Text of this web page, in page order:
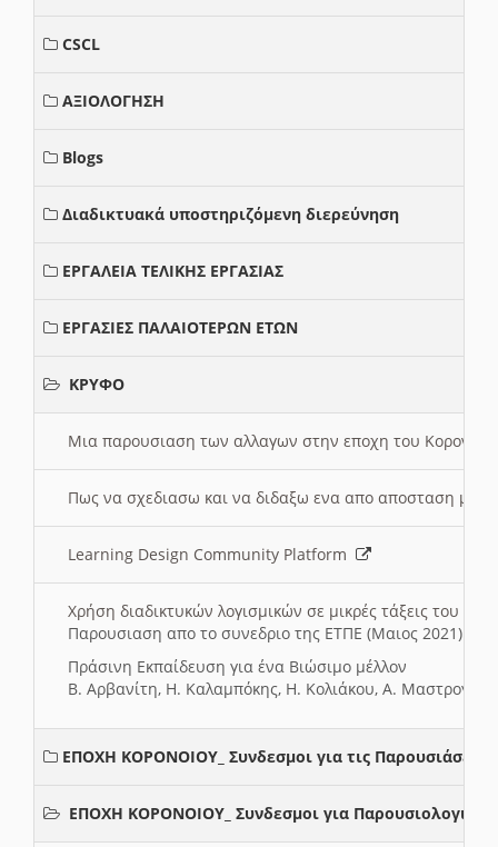
CSCL
ΑΞΙΟΛΟΓΗΣΗ
Blogs
Διαδικτυακά υποστηριζόμενη διερεύνηση
ΕΡΓΑΛΕΙΑ ΤΕΛΙΚΗΣ ΕΡΓΑΣΙΑΣ
ΕΡΓΑΣΙΕΣ ΠΑΛΑΙΟΤΕΡΩΝ ΕΤΩΝ
ΚΡΥΦΟ
Μια παρουσιαση των αλλαγων στην εποχη του
Πως να σχεδιασω και να διδαξω ενα απο αποσταση
Learning Design Community Platform
Χρήση διαδικτυκών λογισμικών σε μικρές τάξεις του
Παρουσιαση απο το συνεδριο της ΕΤΠΕ (Μαιος 2021)
Πράσινη Εκπαίδευση για ένα Βιώσιμο μέλλον
Β. Αρβανίτη, Η. Καλαμπόκης, Η. Κολιάκου, Α.
ΕΠΟΧΗ ΚΟΡΟΝΟΙΟΥ_ Συνδεσμοι για τις Παρουσιάσεις
ΕΠΟΧΗ ΚΟΡΟΝΟΙΟΥ_ Συνδεσμοι για Παρουσιολογια